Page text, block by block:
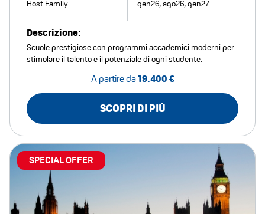
Host Family gen26, ago26, gen27
Descrizione:
Scuole prestigiose con programmi accademici moderni per
stimolare il talento e il potenziale di ogni studente.
A partire da19.400 €
SCOPRI DI PIÙ
SPECIAL OFFER